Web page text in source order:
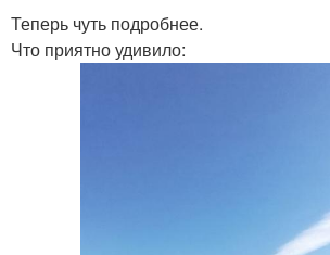
Теперь чуть подробнее.
Что приятно удивило: